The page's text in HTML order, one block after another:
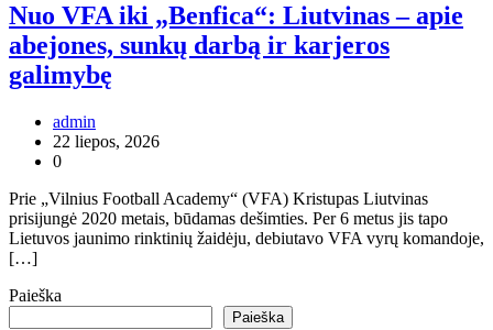
Nuo VFA iki „Benfica“: Liutvinas – apie
abejones, sunkų darbą ir karjeros
galimybę
admin
22 liepos, 2026
0
Prie „Vilnius Football Academy“ (VFA) Kristupas Liutvinas
prisijungė 2020 metais, būdamas dešimties. Per 6 metus jis tapo
Lietuvos jaunimo rinktinių žaidėju, debiutavo VFA vyrų komandoje,
[…]
Paieška
Paieška